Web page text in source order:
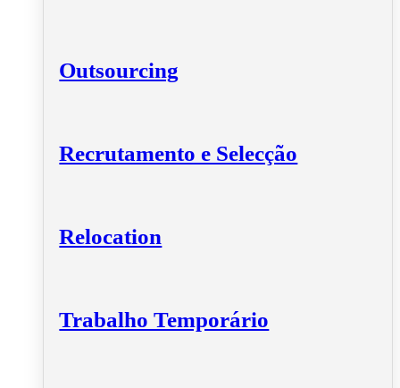
Outsourcing
Recrutamento e Selecção
Relocation
Trabalho Temporário